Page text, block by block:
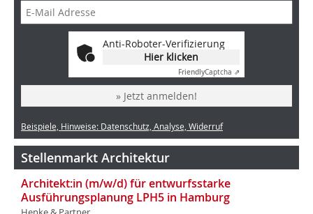
Anti-Roboter-Verifizierung
Hier klicken
FriendlyCaptcha ⇗
» Jetzt anmelden!
Beispiele, Hinweise: Datenschutz, Analyse, Widerruf
Stellenmarkt Architektur
Architekt:in (m/w/d) für entwurfsstarke
Ausführungsplanung LPH5 in Hamburg